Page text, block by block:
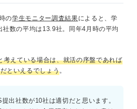
の学生モニター調査結果によると、学
数の平均は13.9社。同年4月時の平均
考えている場合は、就活の序盤であれば
といえるでしょう。
提出社数が10社は適切だと思います。